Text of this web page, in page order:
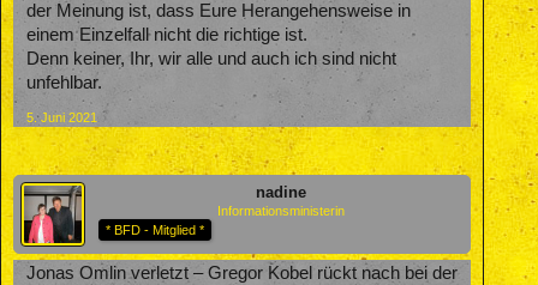
der Meinung ist, dass Eure Herangehensweise in
einem Einzelfall nicht die richtige ist.
Denn keiner, Ihr, wir alle und auch ich sind nicht
unfehlbar.
5. Juni 2021
nadine
Informationsministerin
* BFD - Mitglied *
Jonas Omlin verletzt – Gregor Kobel rückt nach bei der